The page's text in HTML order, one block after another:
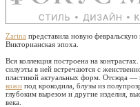
Zarina представила новую
Викторианская эпоха.
Вся коллекция построена на
силуэты в ней встречаются с
пластикой актуальных форм. Отсюда —
кожи под крокодила, блузы из
глубоким вырезом и другие изделия,
века.